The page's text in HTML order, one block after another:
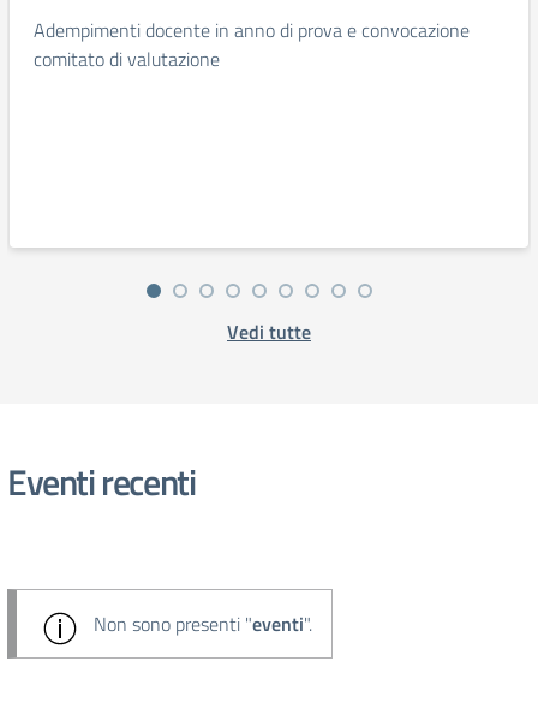
Adempimenti docente in anno di prova e convocazione
comitato di valutazione
Vedi tutte
Eventi recenti
Non sono presenti "eventi".